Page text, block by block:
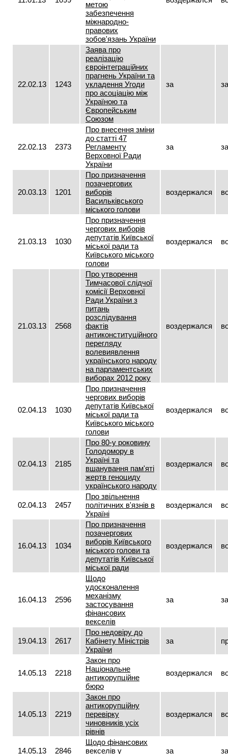
метою
забезпечення
міжнародно-
правових
зобов'язань України
22.02.13 1243
Заява про
реалізацію
євроінтеграційних
прагнень України та
укладення Угоди
про асоціацію між
Україною та
Європейським
Союзом
за за
22.02.13 2373
Про внесення зміни
до статті 47
Регламенту
Верховної Ради
України
за за
20.03.13 1201
Про призначення
позачергових
виборів
Васильківського
міського голови
воздержался
21.03.13 1030
Про призначення
чергових виборів
депутатів Київської
міської ради та
Київського міського
голови
воздержался
21.03.13 2568
Про утворення
Тимчасової слідчої
комісії Верховної
Ради України з
питань
розслідування
фактів
антиконституційного
перегляду
волевиявлення
українського народу
на парламентських
виборах 2012 року
воздержался
02.04.13 1030
Про призначення
чергових виборів
депутатів Київської
міської ради та
Київського міського
голови
воздержался
02.04.13 2185
Про 80-у роковину
Голодомору в
Україні та
вшанування пам'яті
жертв геноциду
українського народу
воздержался
02.04.13 2457
Про звільнення
політичних в'язнів в
Україні
воздержался
16.04.13 1034
Про призначення
позачергових
виборів Київського
міського голови та
депутатів Київської
міської ради
воздержался
16.04.13 2596
Щодо
удосконалення
механізму
застосування
фінансових
векселів
за за
19.04.13 2617
Про недовіру до
Кабінету Міністрів
України
за
14.05.13 2218
Закон про
Національне
антикорупційне
бюро
воздержался
14.05.13 2219
Закон про
антикорупційну
перевірку
чиновників усіх
рівнів
воздержался
14.05.13 2846
Щодо фінансових
векселів у
за за